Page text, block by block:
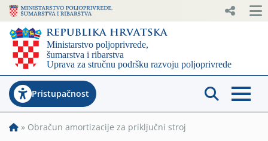
Pristupačnost
» Obračun amortizacije za priključni stroj